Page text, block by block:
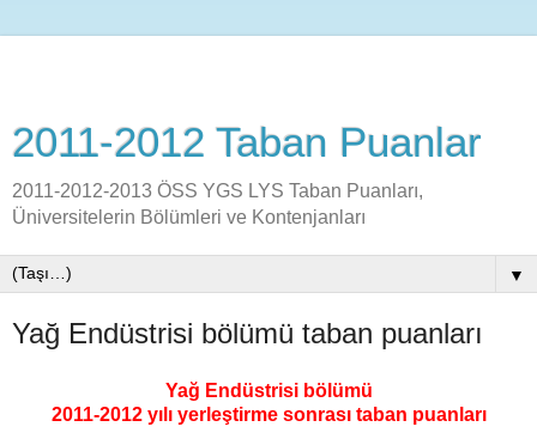
2011-2012 Taban Puanlar
2011-2012-2013 ÖSS YGS LYS Taban Puanları,
Üniversitelerin Bölümleri ve Kontenjanları
▼
Yağ Endüstrisi bölümü taban puanları
Yağ Endüstrisi bölümü
2011-2012 yılı yerleştirme sonrası taban puanları